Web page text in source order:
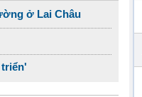
ở Lai Châu